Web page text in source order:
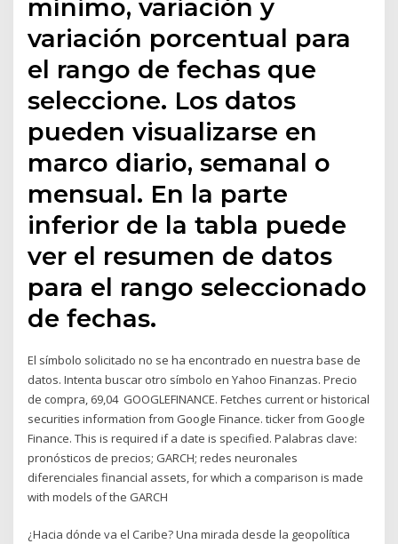
mínimo, variación y
variación porcentual para
el rango de fechas que
seleccione. Los datos
pueden visualizarse en
marco diario, semanal o
mensual. En la parte
inferior de la tabla puede
ver el resumen de datos
para el rango seleccionado
de fechas.
El símbolo solicitado no se ha encontrado en nuestra base de
datos. Intenta buscar otro símbolo en Yahoo Finanzas. Precio
de compra, 69,04 GOOGLEFINANCE. Fetches current or historical
securities information from Google Finance. ticker from Google
Finance. This is required if a date is specified. Palabras clave:
pronósticos de precios; GARCH; redes neuronales
diferenciales financial assets, for which a comparison is made
with models of the GARCH
¿Hacia dónde va el Caribe? Una mirada desde la geopolítica